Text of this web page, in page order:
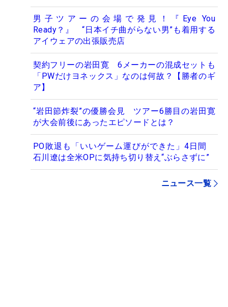
男子ツアーの会場で発見！『Eye You
Ready？』 “日本イチ曲がらない男”も着用する
アイウェアの出張販売店
契約フリーの岩田寛 6メーカーの混成セットも
「PWだけヨネックス」なのは何故？【勝者のギ
ア】
“岩田節炸裂”の優勝会見 ツアー6勝目の岩田寛
が大会前後にあったエピソードとは？
PO敗退も「いいゲーム運びができた」4日間
石川遼は全米OPに気持ち切り替え“ぶらさずに”
ニュース一覧